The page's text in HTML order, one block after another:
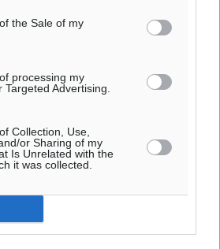
the Sale of my
processing my
Advertising.
Collection, Use,
or Sharing of my
Is Unrelated with the
it was collected.